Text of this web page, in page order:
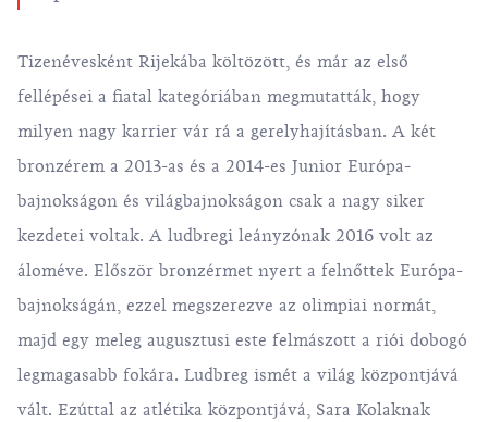
Tizenévesként Rijekába költözött, és már az első
fellépései a fiatal kategóriában megmutatták, hogy
milyen nagy karrier vár rá a gerelyhajításban. A két
bronzérem a 2013-as és a 2014-es Junior Európa-
bajnokságon és világbajnokságon csak a nagy siker
kezdetei voltak. A ludbregi leányzónak 2016 volt az
áloméve. Először bronzérmet nyert a felnőttek Európa-
bajnokságán, ezzel megszerezve az olimpiai normát,
majd egy meleg augusztusi este felmászott a riói dobogó
legmagasabb fokára. Ludbreg ismét a világ központjává
vált. Ezúttal az atlétika központjává, Sara Kolaknak